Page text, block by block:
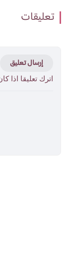
تعليقات
إرسال تعليق
اترك تعليقا اذا